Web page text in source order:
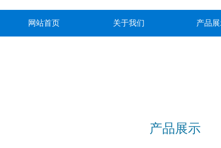
网站首页 关于我们 产品
产品展示